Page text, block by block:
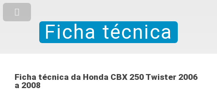
Ficha técnica
Ficha técnica da Honda CBX 250 Twister 2006
a 2008